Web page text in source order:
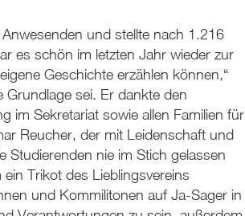
und stellte nach 1.216
es schön im letzten Jahr wieder zur
Geschichte erzählen können,“
sei. Er dankte den
im Sekretariat sowie allen Familien für
Reucher, der mit Leidenschaft und
Studierenden nie im Stich gelassen
Trikot des Lieblingsvereins
und Kommilitonen auf Ja-Sager in